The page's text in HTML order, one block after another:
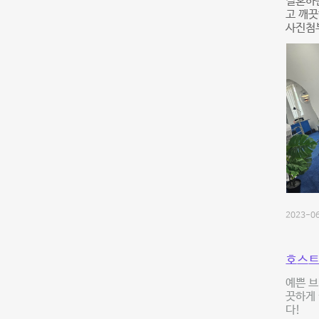
고 깨
사진첨
2023-
호스
예쁜
끗하게
다!